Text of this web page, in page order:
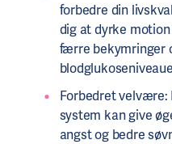
forbedre din
dig at dyrke
færre bekymringer
Forbedret velvære:
system kan give
angst og bedre